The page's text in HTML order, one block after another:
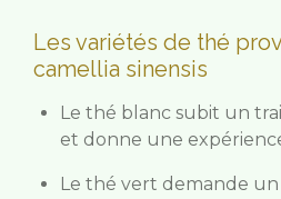
Les variétés de thé
camellia sinensis
Le thé blanc subit un
et donne une
Le thé vert demande un